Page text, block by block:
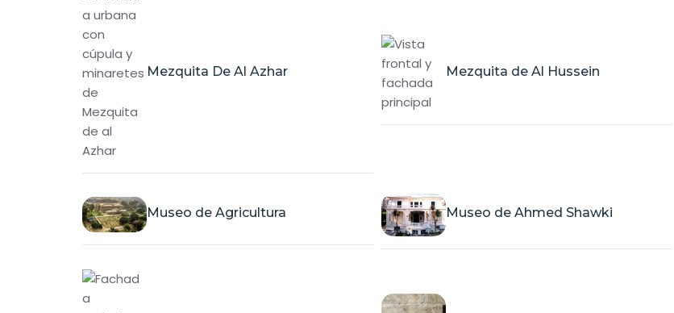
Mezquita De Al Azhar Mezquita de Al Hussein
Museo de Agricultura Museo de Ahmed Shawki